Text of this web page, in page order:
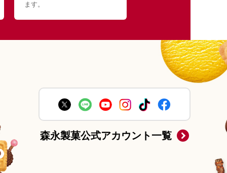
ます。
森永製菓公式アカウント一覧